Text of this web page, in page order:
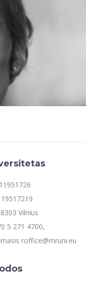
Vilnius
5 271 4700,
roffice@mruni.eu